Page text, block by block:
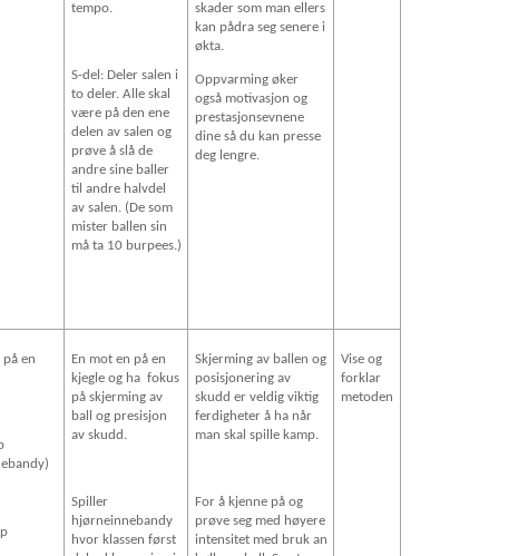
tempo.
S-del: Deler salen i
to deler. Alle skal
være på den ene
delen av salen og
prøve å slå de
andre sine baller
til andre halvdel
av salen. (De som
mister ballen sin
må ta 10 burpees.)
skader som man ellers
kan pådra seg senere i
økta.
Oppvarming øker
også motivasjon og
prestasjonsevnene
dine så du kan presse
deg lengre.
på en
En mot en på en
kjegle og ha fokus
på skjerming av
ball og presisjon
av skudd.
Spiller
hjørneinnebandy
hvor klassen først
Skjerming av ballen og
posisjonering av
skudd er veldig viktig
ferdigheter å ha når
man skal spille kamp.
For å kjenne på og
prøve seg med høyere
intensitet med bruk an
Vise og
forklar
metoden